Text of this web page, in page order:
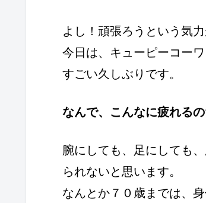
よし！頑張ろうという気
今日は、キューピーコー
すごい久しぶりです。
なんで、こんなに疲れる
腕にしても、足にしても
られないと思います。
なんとか７０歳までは、